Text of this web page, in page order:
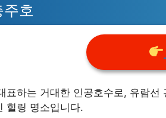
주호
표하는 거대한 인공호수로, 유람
힐링 명소입니다.